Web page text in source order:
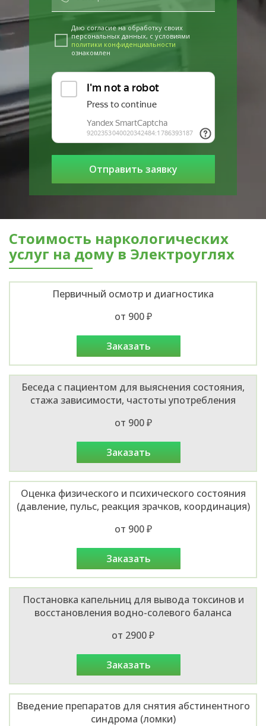
Даю согласие на обработку своих
персональных данных, с условиями
политики конфиденциальности
ознакомлен
Стоимость наркологических
услуг на дому в Электроуглях
Первичный осмотр и диагностика
от 900 ₽
заказать
Беседа с пациентом для выяснения состояния,
стажа зависимости, частоты употребления
от 900 ₽
заказать
Оценка физического и психического состояния
(давление, пульс, реакция зрачков, координация)
от 900 ₽
заказать
Постановка капельниц для вывода токсинов и
восстановления водно-солевого баланса
от 2900 ₽
заказать
Введение препаратов для снятия абстинентного
синдрома (ломки)